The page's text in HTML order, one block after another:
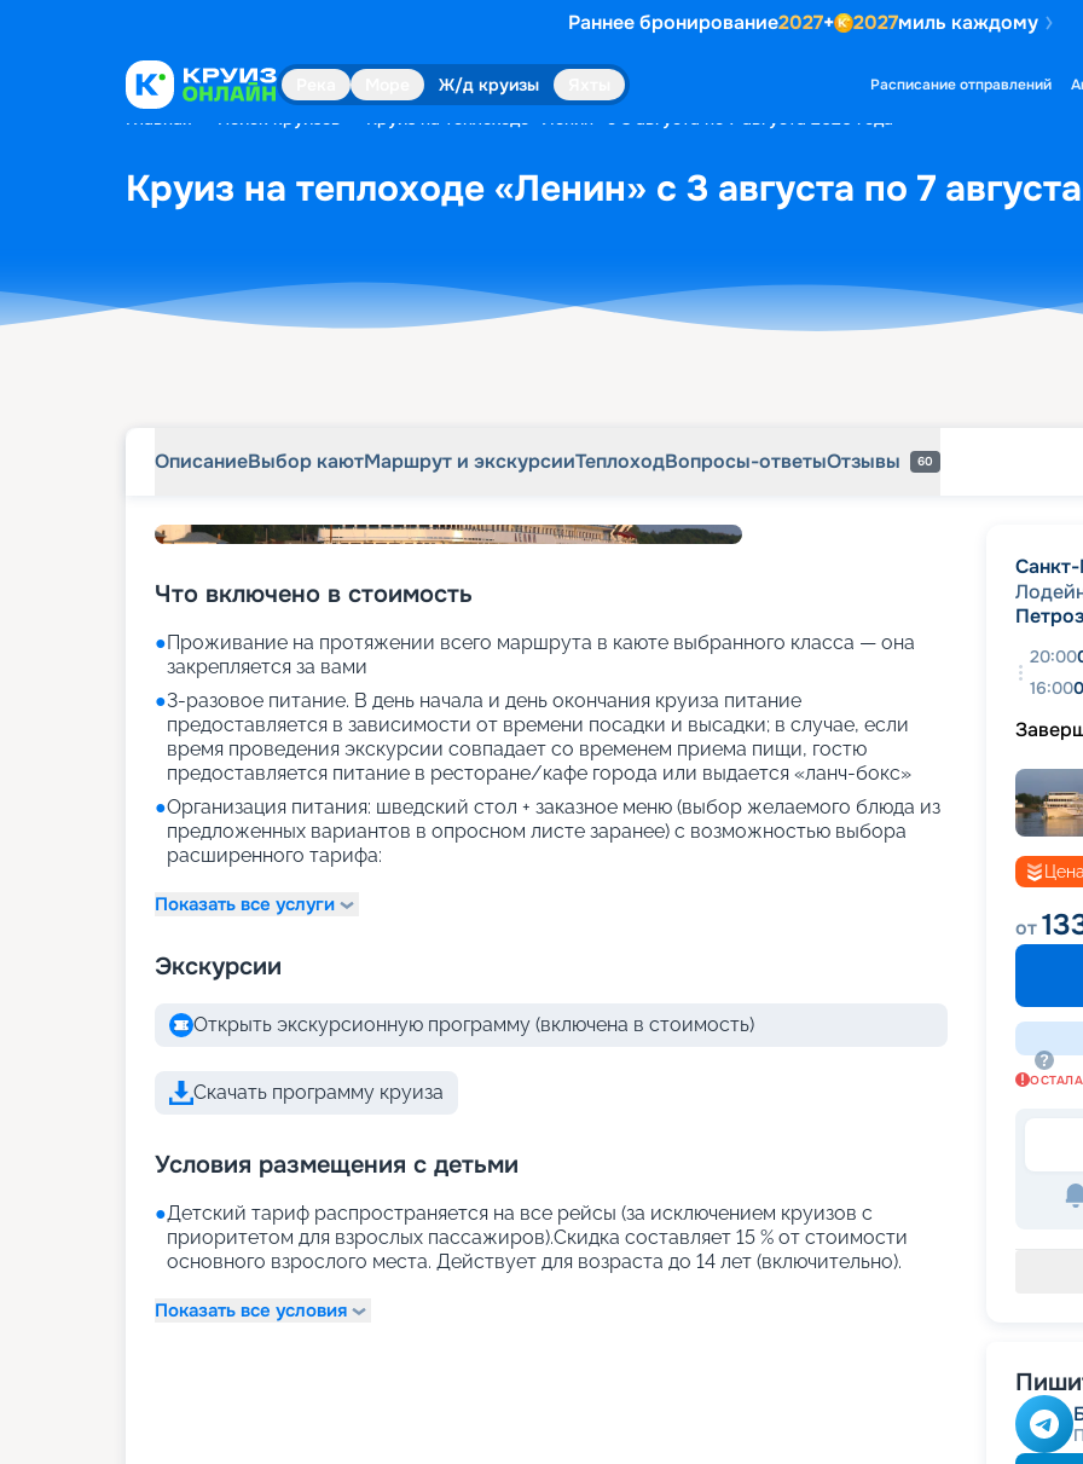
Раннее бронирование2027+ 2027миль каждому
Ж/д круизы Расписание отправлений
Главная Поиск круизов Круиз на теплоходе «Ленин» с 3 августа по 7 августа 2026 года
Круиз на теплоходе «Ленин» с 3 августа по 7
ОписаниеВыбор каютМаршрут и экскурсииТеплоходВопросы-ответыОтзывы 60
Что включено в стоимость
●Проживание на протяжении всего маршрута в каюте выбранного класса — она
закрепляется за вами
●3-разовое питание. В день начала и день окончания круиза питание
предоставляется в зависимости от времени посадки и высадки; в случае, если
время проведения экскурсии совпадает со временем приема пищи, гостю
предоставляется питание в ресторане/кафе города или выдается «ланч-бокс»
●Организация питания: шведский стол + заказное меню (выбор желаемого блюда из
предложенных вариантов в опросном листе заранее) с возможностью выбора
расширенного тарифа:
Показать все услуги
Экскурсии
Открыть экскурсионную программу (включена в стоимость)
Скачать программу круиза
Условия размещения с детьми
●Детский тариф распространяется на все рейсы (за исключением круизов с
приоритетом для взрослых пассажиров).Скидка составляет 15 % от стоимости
основного взрослого места. Действует для возраста до 14 лет (включительно).
Показать все условия
20:00
16:00
от